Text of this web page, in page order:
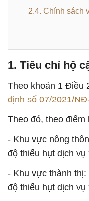
2.4. Chính sách
1. Tiêu chí hộ
Theo khoản 1 Điều
định số 07/2021/
Theo đó, theo
- Khu vực nông
độ thiếu hụt dịch vụ
- Khu vực thành
độ thiếu hụt dịch vụ